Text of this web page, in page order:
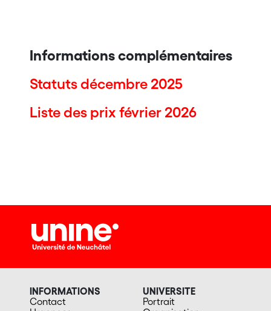
Informations complémentaires
Statutsdécembre2025
Liste des prix février 2026
INFORMATIONS
Contact
UNIVERSITE
Portrait